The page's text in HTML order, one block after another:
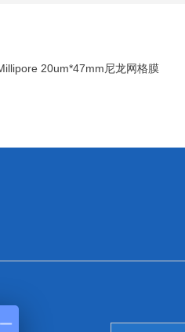
20um*47mm尼龙网格膜